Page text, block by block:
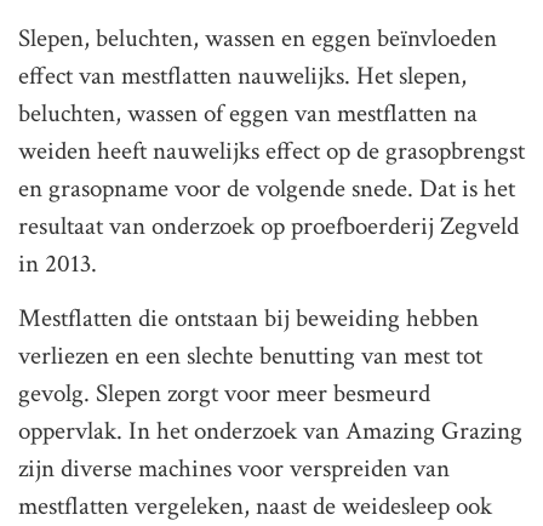
Slepen, beluchten, wassen en eggen beïnvloeden
effect van mestflatten nauwelijks. Het slepen,
beluchten, wassen of eggen van mestflatten na
weiden heeft nauwelijks effect op de grasopbrengst
en grasopname voor de volgende snede. Dat is het
resultaat van onderzoek op proefboerderij Zegveld
in 2013.
Mestflatten die ontstaan bij beweiding hebben
verliezen en een slechte benutting van mest tot
gevolg. Slepen zorgt voor meer besmeurd
oppervlak. In het onderzoek van Amazing Grazing
zijn diverse machines voor verspreiden van
mestflatten vergeleken, naast de weidesleep ook